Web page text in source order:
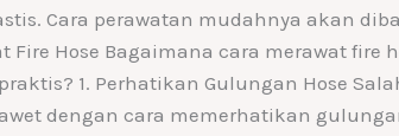
Cara perawatan mudahnya akan
Fire Hose Bagaimana cara merawat fire
1. Perhatikan Gulungan Hose
dengan cara memerhatikan